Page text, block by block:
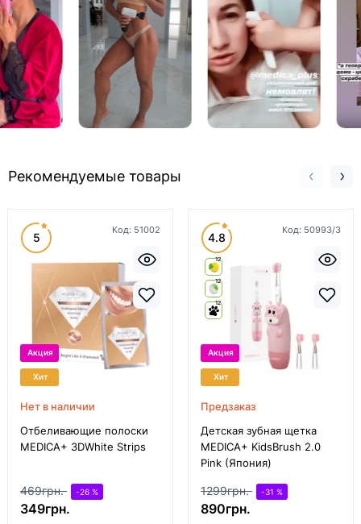
Рекомендуемые товары
Код: 51002
5
Акция
Хит
Нет в наличии
Отбеливающие полоски
MEDICA+ 3DWhite Strips
469грн. -26 %
349грн.
Код: 50993/3
4.8
12
12
12
Акция
Хит
Предзаказ
Детская зубная щетка
MEDICA+ KidsBrush 2.0
Pink (Япония)
1299грн. -31 %
890грн.